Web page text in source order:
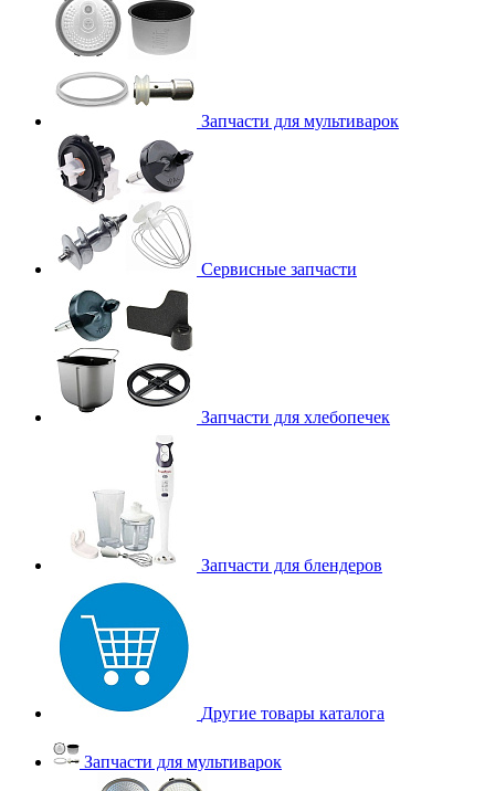
Запчасти для мультиварок
Сервисные запчасти
Запчасти для хлебопечек
Запчасти для блендеров
Другие товары каталога
Запчасти для мультиварок